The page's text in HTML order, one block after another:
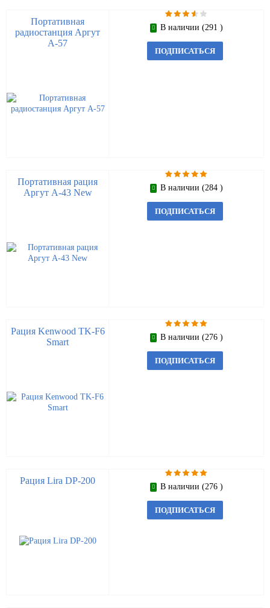
Портативная
радиостанция Аргут
А-57
В наличии (291 )
ПОДПИСАТЬСЯ
Портативная рация
Аргут А-43 New
В наличии (284 )
ПОДПИСАТЬСЯ
Рация Kenwood TK-F6
Smart
В наличии (276 )
ПОДПИСАТЬСЯ
Рация Lira DP-200
В наличии (276 )
ПОДПИСАТЬСЯ